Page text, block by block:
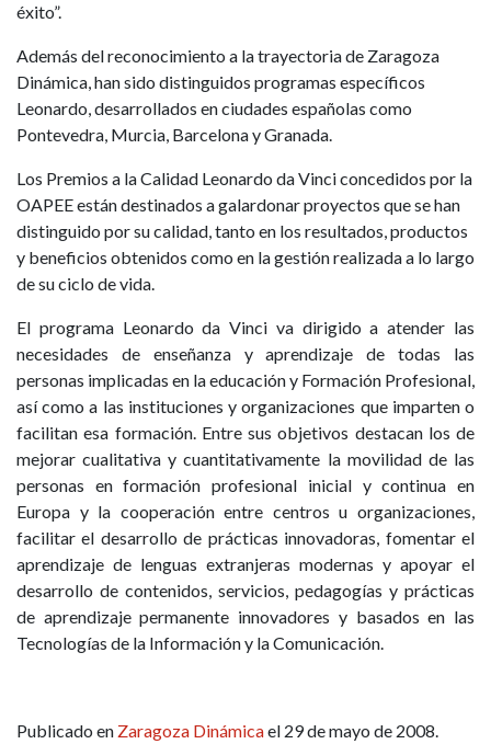
éxito”.
Además del reconocimiento a la trayectoria de Zaragoza
Dinámica, han sido distinguidos programas específicos
Leonardo, desarrollados en ciudades españolas como
Pontevedra, Murcia, Barcelona y Granada.
Los Premios a la Calidad Leonardo da Vinci concedidos por la
OAPEE están destinados a galardonar proyectos que se han
distinguido por su calidad, tanto en los resultados, productos
y beneficios obtenidos como en la gestión realizada a lo largo
de su ciclo de vida.
El programa Leonardo da Vinci va dirigido a atender las
necesidades de enseñanza y aprendizaje de todas las
personas implicadas en la educación y Formación Profesional,
así como a las instituciones y organizaciones que imparten o
facilitan esa formación. Entre sus objetivos destacan los de
mejorar cualitativa y cuantitativamente la movilidad de las
personas en formación profesional inicial y continua en
Europa y la cooperación entre centros u organizaciones,
facilitar el desarrollo de prácticas innovadoras, fomentar el
aprendizaje de lenguas extranjeras modernas y apoyar el
desarrollo de contenidos, servicios, pedagogías y prácticas
de aprendizaje permanente innovadores y basados en las
Tecnologías de la Información y la Comunicación.
Publicado en Zaragoza Dinámicael 29 de mayo de 2008.